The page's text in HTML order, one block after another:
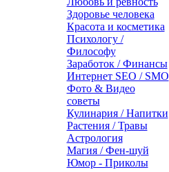
Здоровье человека
Красота и косметика
Психологу /
Философу
Заработок / Финансы
Интернет SEO / SMO
Фото & Видео
советы
Кулинария / Напитки
Растения / Травы
Астрология
Магия / Фен-шуй
Юмор - Приколы